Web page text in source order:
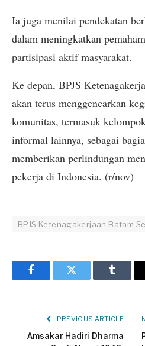
Ia juga menilai pendekatan
dalam meningkatkan
partisipasi aktif masyarakat.
Ke depan, BPJS
akan terus menggencarkan
komunitas, termasuk
informal lainnya, sebagai
memberikan perlindungan
pekerja di Indonesia. (r/nov)
BPJS Ketenagakerjaan Batam
FacebookTwitter Tumblr
PREVIOUS ARTICLE
Amsakar Hadiri Dharma